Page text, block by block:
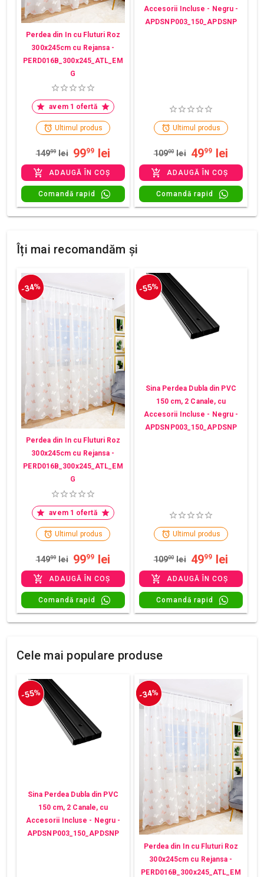
Perdea din In cu Fluturi Roz
300x245cm cu Rejansa -
PERD016B_300x245_ATL_EM
G
avem 1 ofertă
Ultimul produs
14999 lei 9999 lei
ADAUGĂ ÎN COȘ
Comandă rapid
Accesorii Incluse - Negru -
APDSNP003_150_APDSNP
Ultimul produs
10900 lei 4999 lei
ADAUGĂ ÎN COȘ
Comandă rapid
Îți mai recomandăm și
-34%
Perdea din In cu Fluturi Roz
300x245cm cu Rejansa -
PERD016B_300x245_ATL_EM
G
avem 1 ofertă
Ultimul produs
14999 lei 9999 lei
ADAUGĂ ÎN COȘ
Comandă rapid
-55%
Sina Perdea Dubla din PVC
150 cm, 2 Canale, cu
Accesorii Incluse - Negru -
APDSNP003_150_APDSNP
Ultimul produs
10900 lei 4999 lei
ADAUGĂ ÎN COȘ
Comandă rapid
Cele mai populare produse
-55%
Sina Perdea Dubla din PVC
150 cm, 2 Canale, cu
Accesorii Incluse - Negru -
APDSNP003_150_APDSNP
-34%
Perdea din In cu Fluturi Roz
300x245cm cu Rejansa -
PERD016B_300x245_ATL_EM